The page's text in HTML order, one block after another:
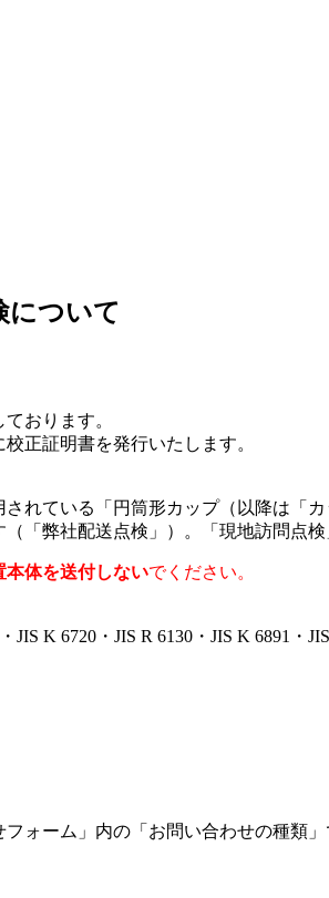
について
おります。
正証明書を発行いたします。
れている「円筒形カップ（以降は「
「弊社配送点検」）。「現地訪問点
本体を送付しないでください。
K 6720・JIS R 6130・JIS K 6891・
ォーム」内の「お問い合わせの種類